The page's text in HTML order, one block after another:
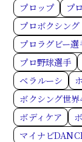
プロップ
プ
プロボクシング
プロラグビー選
プロ野球選手
ベラルーシ
ボクシング世
ボディケア
マイナビ